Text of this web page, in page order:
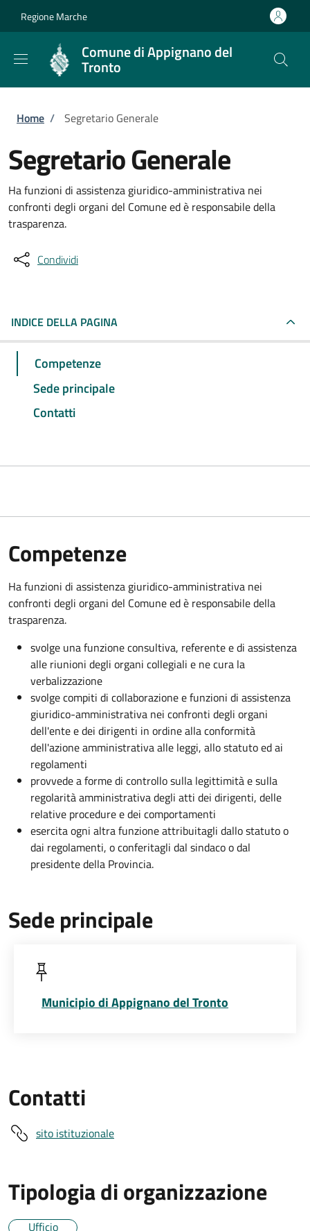
Regione Marche
Comune di Appignano del
Tronto
Briciole di pane
Home / Segretario Generale
Segretario Generale
Ha funzioni di assistenza giuridico-amministrativa nei
confronti degli organi del Comune ed è responsabile della
trasparenza.
Condividi
INDICE DELLA PAGINA
Competenze
Sede principale
Contatti
Competenze
Ha funzioni di assistenza giuridico-amministrativa nei
confronti degli organi del Comune ed è responsabile della
trasparenza.
svolge una funzione consultiva, referente e di assistenza
alle riunioni degli organi collegiali e ne cura la
verbalizzazione
svolge compiti di collaborazione e funzioni di assistenza
giuridico-amministrativa nei confronti degli organi
dell'ente e dei dirigenti in ordine alla conformità
dell'azione amministrativa alle leggi, allo statuto ed ai
regolamenti
provvede a forme di controllo sulla legittimità e sulla
regolarità amministrativa degli atti dei dirigenti, delle
relative procedure e dei comportamenti
esercita ogni altra funzione attribuitagli dallo statuto o
dai regolamenti, o conferitagli dal sindaco o dal
presidente della Provincia.
Sede principale
Municipio di Appignano del Tronto
Contatti
sito istituzionale
Tipologia di organizzazione
Ufficio